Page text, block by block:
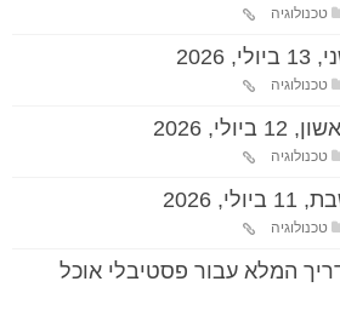
טכנולוגיה
טכנולוגיה
2026
טכנולוגיה
2026
טכנולוגיה
2026: המדריך המלא עבור פסטיבלי אוכל